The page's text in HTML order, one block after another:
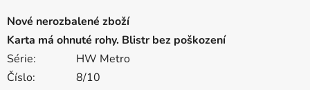
Nové nerozbalené zboží
Karta má ohnuté rohy. Blistr bez poškození
Série:
HW Metro
Číslo:
8/10